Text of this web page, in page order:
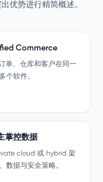
优势进行精简概述。
Commerce
单、仓库和客户在同一
个软件。
掌控数据
cloud 或 hybrid 架
数据与安全策略。